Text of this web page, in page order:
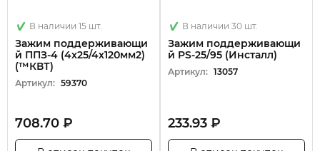
В наличии 15 шт.
Зажим поддерживающи
й ППЗ-4 (4х25/4х120мм2)
(™КВТ)
Артикул: 59370
708.70 ₽
В наличии 30 шт.
Зажим поддерживающи
й PS-25/95 (Инсталл)
Артикул: 13057
233.93 ₽